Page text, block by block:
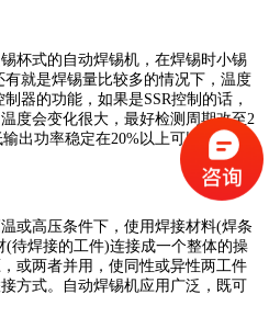
式的自动焊锡机，在焊锡时小锡
就是焊锡量比较多的情况下，温度
器的功能，如果是SSR控制的话，
度会变化很大，最好检测周期改至2
出功率稳定在20%以上可以避免温
高压条件下，使用焊接材料(焊条
待焊接的工件)连接成一个整体的操
或两者并用，使同性或异性两工件
方式。自动焊锡机应用广泛，既可